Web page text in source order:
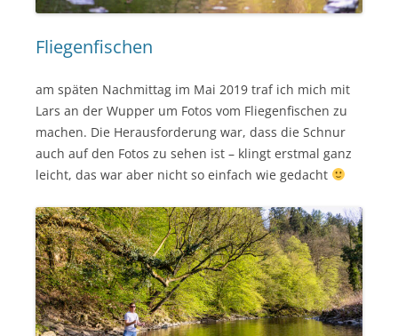
Fliegenfischen
am späten Nachmittag im Mai 2019 traf ich mich mit
Lars an der Wupper um Fotos vom Fliegenfischen zu
machen. Die Herausforderung war, dass die Schnur
auch auf den Fotos zu sehen ist – klingt erstmal ganz
leicht, das war aber nicht so einfach wie gedacht